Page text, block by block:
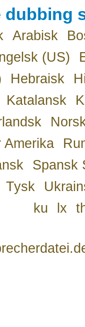
dubbing
Arabisk
(US)
Hebraisk
Katalansk
Amerika
Spansk
Tysk
ku
lx